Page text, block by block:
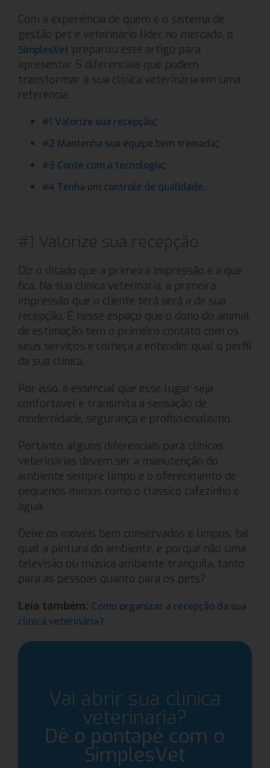
Com a experiência de quem é o sistema de
gestão pet e veterinário líder no mercado, o
SimplesVet preparou este artigo para
apresentar 5 diferenciais que podem
transformar a sua clínica veterinária em uma
referência.
#1 Valorize sua recepção;
#2 Mantenha sua equipe bem treinada;
#3 Conte com a tecnologia;
#4 Tenha um controle de qualidade.
#1 Valorize sua recepção
Diz o ditado que a primeira impressão é a que
fica. Na sua clínica veterinária, a primeira
impressão que o cliente terá será a de sua
recepção. É nesse espaço que o dono do animal
de estimação tem o primeiro contato com os
seus serviços e começa a entender qual o perfil
da sua clínica.
Por isso, é essencial que esse lugar seja
confortável e transmita a sensação de
modernidade, segurança e profissionalismo.
Portanto, alguns diferenciais para clínicas
veterinárias devem ser a manutenção do
ambiente sempre limpo e o oferecimento de
pequenos mimos como o clássico cafezinho e
água.
Deixe os móveis bem conservados e limpos, tal
qual a pintura do ambiente, e porque não uma
televisão ou música ambiente tranquila, tanto
para as pessoas quanto para os pets?
Leia também: Como organizar a recepção da sua
clínica veterinária?
Vai abrir sua clínica
veterinária?
Dê o pontapé com o
SimplesVet